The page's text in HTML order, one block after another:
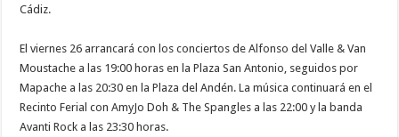
Cádiz.
El viernes 26 arrancará con los conciertos de Alfonso del Valle & Van
Moustache a las 19:00 horas en la Plaza San Antonio, seguidos por
Mapache a las 20:30 en la Plaza del Andén. La música continuará en el
Recinto Ferial con AmyJo Doh & The Spangles a las 22:00 y la banda
Avanti Rock a las 23:30 horas.